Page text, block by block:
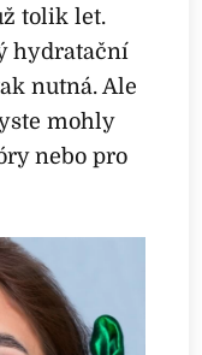
tolik let.
hydratační
nutná. Ale
mohly
nebo pro